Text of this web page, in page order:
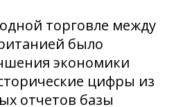
торговле между
было
экономики
цифры из
отчетов базы